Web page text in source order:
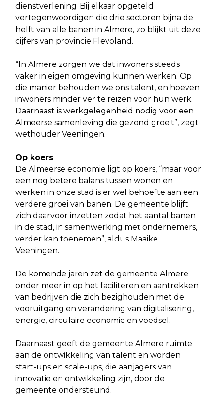
dienstverlening. Bij elkaar opgeteld
vertegenwoordigen die drie sectoren bijna de
helft van alle banen in Almere, zo blijkt uit deze
cijfers van provincie Flevoland.
“In Almere zorgen we dat inwoners steeds
vaker in eigen omgeving kunnen werken. Op
die manier behouden we ons talent, en hoeven
inwoners minder ver te reizen voor hun werk.
Daarnaast is werkgelegenheid nodig voor een
Almeerse samenleving die gezond groeit”, zegt
wethouder Veeningen.
Op koers
De Almeerse economie ligt op koers, “maar voor
een nog betere balans tussen wonen en
werken in onze stad is er wel behoefte aan een
verdere groei van banen. De gemeente blijft
zich daarvoor inzetten zodat het aantal banen
in de stad, in samenwerking met ondernemers,
verder kan toenemen”, aldus Maaike
Veeningen.
De komende jaren zet de gemeente Almere
onder meer in op het faciliteren en aantrekken
van bedrijven die zich bezighouden met de
vooruitgang en verandering van digitalisering,
energie, circulaire economie en voedsel.
Daarnaast geeft de gemeente Almere ruimte
aan de ontwikkeling van talent en worden
start-ups en scale-ups, die aanjagers van
innovatie en ontwikkeling zijn, door de
gemeente ondersteund.